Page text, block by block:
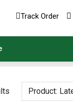
Track Order